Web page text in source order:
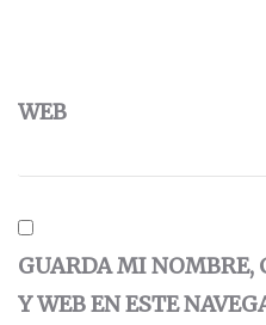
WEB
GUARDA MI NOMBRE,
Y WEB EN ESTE